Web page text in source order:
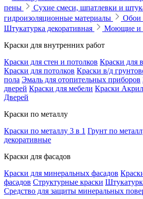
пены
Сухие смеси, шпатлевки и
гидроизоляционные материалы
Обои
Штукатурка декоративная
Моющие и
Краски для внутренних работ
Краски для стен и потолков Краски для
Краски для потолков Краски в/д
пола Эмаль для отопительных приборов
дверей Краски для мебели Краски
Дверей
Краски по металлу
Краски по металлу 3 в 1 Грунт по
декоративные
Краски для фасадов
Краски для минеральных фасадов
фасадов Структурные краски
Средство для защиты минеральных